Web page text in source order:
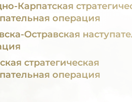
Карпатская
операция
Остравская
стратегическая
операция